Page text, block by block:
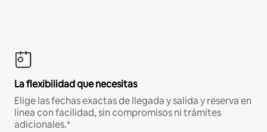
La flexibilidad que necesitas
Elige las fechas exactas de llegada y salida y reserva en
línea con facilidad, sin compromisos ni trámites
adicionales.*